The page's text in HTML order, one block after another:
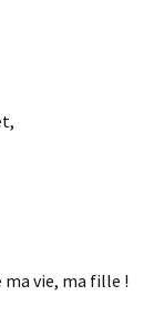
ma vie, ma fille !